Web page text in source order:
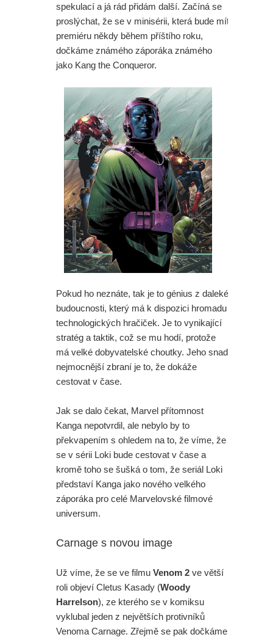
spekulací a já rád přidám další. Začíná se
proslýchat, že se v minisérii, která bude mít
premiéru někdy během příštího roku,
dočkáme známého záporáka známého
jako Kang the Conqueror.
Pokud ho neznáte, tak je to génius z daleké
budoucnosti, který má k dispozici hromadu
technologických hračiček. Je to vynikající
stratég a taktik, což se mu hodí, protože
má velké dobyvatelské choutky. Jeho snad
nejmocnější zbraní je to, že dokáže
cestovat v čase.
Jak se dalo čekat, Marvel přítomnost
Kanga nepotvrdil, ale nebylo by to
překvapením s ohledem na to, že víme, že
se v sérii Loki bude cestovat v čase a
kromě toho se šušká o tom, že seriál Loki
představí Kanga jako nového velkého
záporáka pro celé Marvelovské filmové
universum.
Carnage s novou image
Už víme, že se ve filmu Venom 2 ve větší
roli objeví Cletus Kasady (Woody
Harrelson), ze kterého se v komiksu
vyklubal jeden z největších protivníků
Venoma Carnage. Zřejmě se pak dočkáme